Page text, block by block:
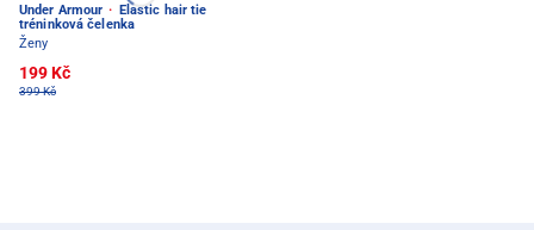
Under Armour ·
Elastic hair tie
tréninková čelenka
Ženy
199 Kč
399 Kč